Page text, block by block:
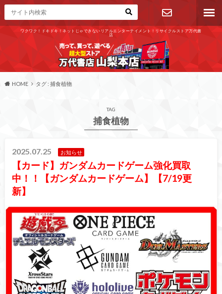
ワクワク！ドキドキ！ネットじゃできないリアルエンターテイメント！リサイクルストア万代書
店
お問い合わ
せ
HOME タグ : 捕食植物
TAG
捕食植物
2025.07.25 お知らせ
【カード】ガンダムカードゲーム強化買取
中！！【ガンダムカードゲーム】【7/19更
新】